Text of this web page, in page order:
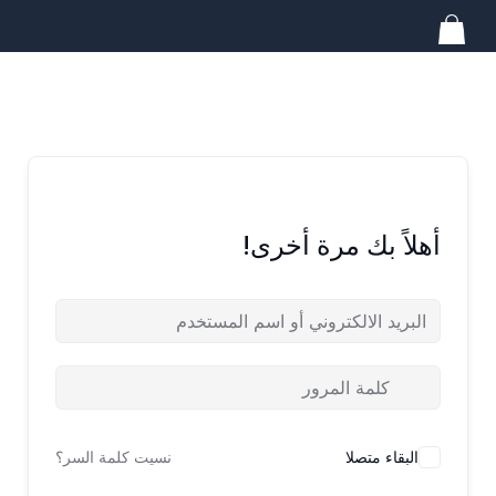
تخطي
أهلاً بك مرة أخرى!
البقاء متصلا نسيت كلمة السر؟